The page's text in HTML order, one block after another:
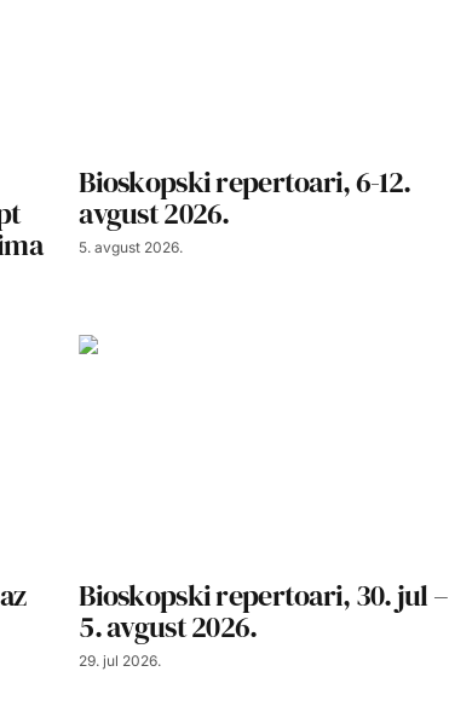
Bioskopski repertoari, 6-12.
avgust 2026.
5. avgust 2026.
Bioskopski repertoari, 30. jul –
5. avgust 2026.
29. jul 2026.